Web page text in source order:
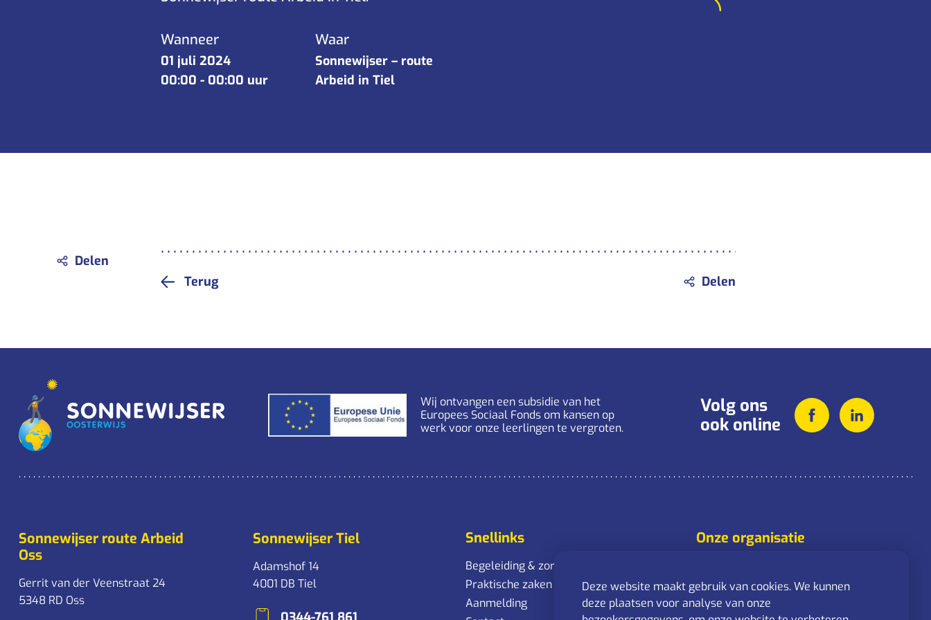
Deze website maakt gebruik van cookies. We kunnen
deze plaatsen voor analyse van onze
Wanneer
01 juli 2024
00:00 - 00:00 uur
Waar
Sonnewijser – route
Arbeid in Tiel
Terug
Wij ontvangen een subsidie van het
Europees Sociaal Fonds om kansen op
werk voor onze leerlingen te vergroten.
Volg ons
ook online
Sonnewijser route Arbeid
Oss
Gerrit van der Veenstraat 24
5348 RD Oss
Sonnewijser Tiel
Adamshof 14
4001 DB Tiel
Snellinks
Begeleiding & zorg
Praktische zaken
Aanmelding
Onze organisatie
Activiteiten
Nieuws